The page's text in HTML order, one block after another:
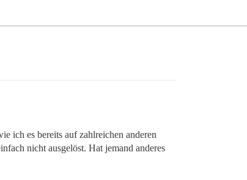
ich es bereits auf zahlreichen anderen
nicht ausgelöst. Hat jemand anderes